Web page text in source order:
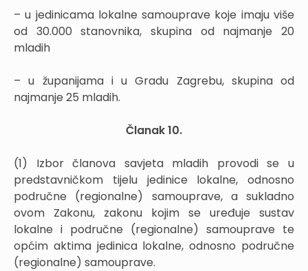
– u jedinicama lokalne samouprave koje imaju više
od 30.000 stanovnika, skupina od najmanje 20
mladih
– u županijama i u Gradu Zagrebu, skupina od
najmanje 25 mladih.
Članak 10.
(1) Izbor članova savjeta mladih provodi se u
predstavničkom tijelu jedinice lokalne, odnosno
područne (regionalne) samouprave, a sukladno
ovom Zakonu, zakonu kojim se uređuje sustav
lokalne i područne (regionalne) samouprave te
općim aktima jedinica lokalne, odnosno područne
(regionalne) samouprave.